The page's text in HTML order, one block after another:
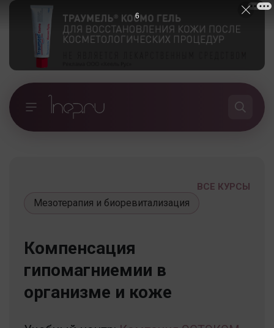
ВСЕ КУРСЫ
Мезотерапия и биоревитализация
Компенсация
гипомагниемии в
организме и коже
5